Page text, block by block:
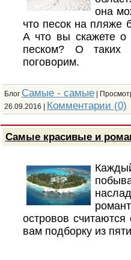
она
что песок на пляже
А что вы скажете
песком? О таких
поговорим.
Блог Самые - самые|
26.09.2016 | Комментарии (0)
Самые красивые и
островов
вам подборку из